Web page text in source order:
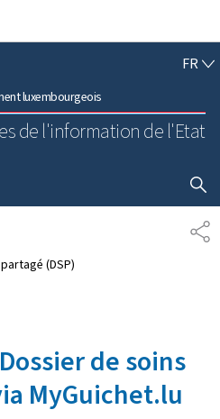
principal
contenu
luxembourgeois
de l'information de l'Etat
FR
(DSP)
de soins
MyGuichet.lu